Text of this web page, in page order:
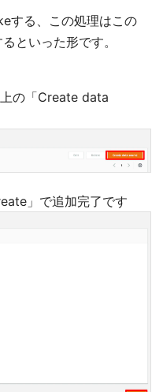
する、この処理はこの
といった形です。
の「Create data
」で追加完了です